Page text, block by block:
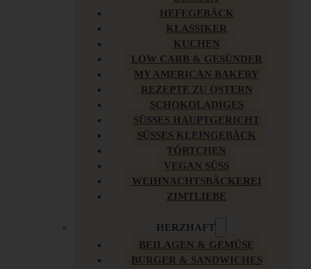
HEFEGEBÄCK
KLASSIKER
KUCHEN
LOW CARB & GESÜNDER
MY AMERICAN BAKERY
REZEPTE ZU OSTERN
SCHOKOLADIGES
SÜSSES HAUPTGERICHT
SÜSSES KLEINGEBÄCK
TÖRTCHEN
VEGAN SÜSS
WEIHNACHTSBÄCKEREI
ZIMTLIEBE
HERZHAFT
BEILAGEN & GEMÜSE
BURGER & SANDWICHES